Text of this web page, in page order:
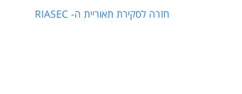
חזרה לסקירת תאוריית ה- RIASEC